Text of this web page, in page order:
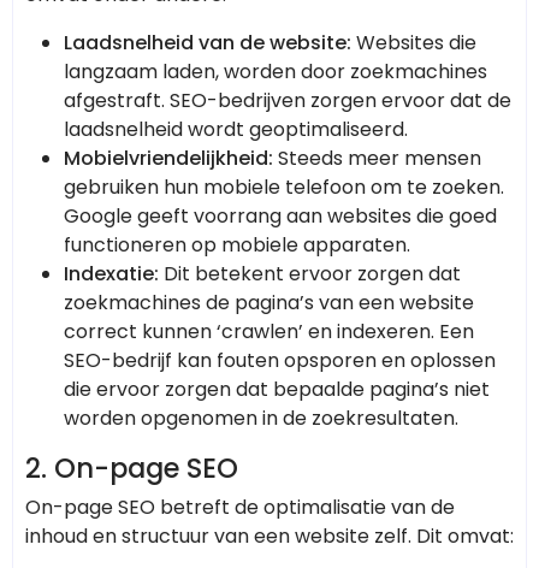
Laadsnelheid van de website: Websites die
langzaam laden, worden door zoekmachines
afgestraft. SEO-bedrijven zorgen ervoor dat de
laadsnelheid wordt geoptimaliseerd.
Mobielvriendelijkheid: Steeds meer mensen
gebruiken hun mobiele telefoon om te zoeken.
Google geeft voorrang aan websites die goed
functioneren op mobiele apparaten.
Indexatie: Dit betekent ervoor zorgen dat
zoekmachines de pagina’s van een website
correct kunnen ‘crawlen’ en indexeren. Een
SEO-bedrijf kan fouten opsporen en oplossen
die ervoor zorgen dat bepaalde pagina’s niet
worden opgenomen in de zoekresultaten.
2. On-page SEO
On-page SEO betreft de optimalisatie van de
inhoud en structuur van een website zelf. Dit omvat: